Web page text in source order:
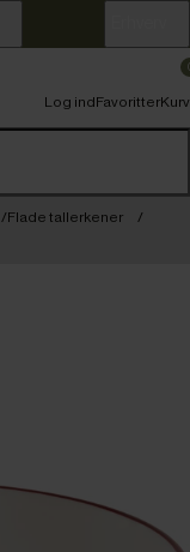
Log indFavoritterKurv
Flade tallerkener